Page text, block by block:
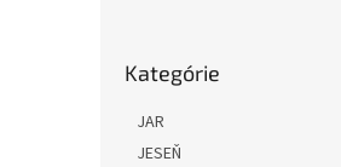
kategórie
Kategórie
JAR
JESEŇ